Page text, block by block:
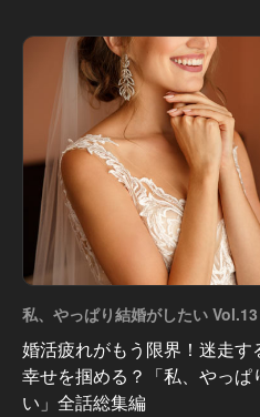
私、やっぱり結婚がしたい Vol.13
婚活疲れがもう限界！迷走す
幸せを掴める？「私、やっぱ
い」全話総集編